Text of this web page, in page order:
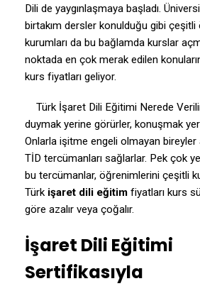
Dili de yaygınlaşmaya başladı.
birtakım dersler konulduğu gibi
kurumları da bu bağlamda kurslar
noktada en çok merak edilen
kurs fiyatları geliyor.
Türk İşaret Dili Eğitimi Nerede
duymak yerine görürler, konuşmak
Onlarla işitme engeli olmayan bireyler
TİD tercümanları sağlarlar. Pek çok
bu tercümanlar, öğrenimlerini çeşitli
Türk işaret dili eğitim fiyatları kurs
göre azalır veya çoğalır.
İşaret Dili Eğitimi
Sertifikasıyla